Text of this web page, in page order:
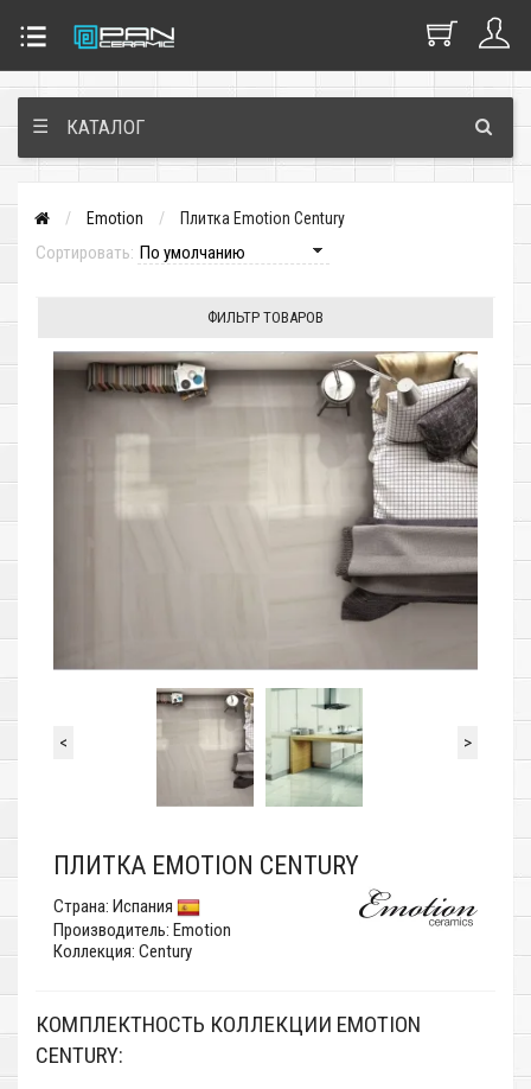
☰ КАТАЛОГ
Emotion Плитка Emotion Century
Сортировать:
ФИЛЬТР ТОВАРОВ
< >
ПЛИТКА EMOTION CENTURY
Страна: Испания
Производитель: Emotion
Коллекция: Century
КОМПЛЕКТНОСТЬ КОЛЛЕКЦИИ EMOTION
CENTURY: